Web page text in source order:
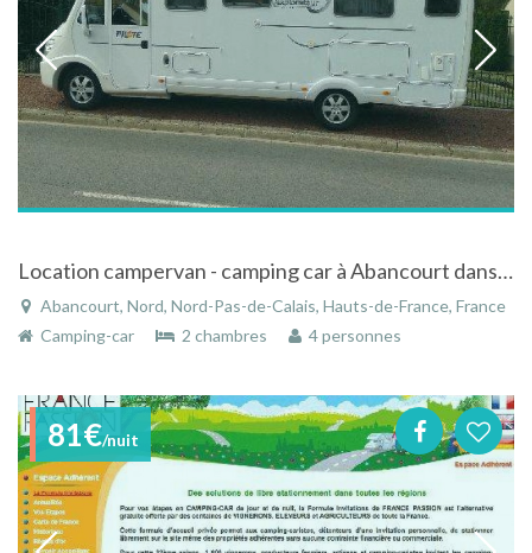
Location campervan - camping car à Abancourt dans le Nord-Pas-de-Calais
Abancourt, Nord, Nord-Pas-de-Calais, Hauts-de-France, France
Camping-car
2 chambres 4 personnes
81€/nuit